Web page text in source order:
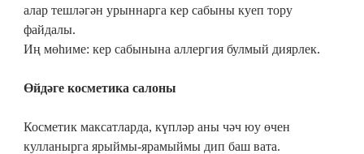
алар тешләгән урыннарга кер сабыны куеп тору
файдалы.
Иң мөһиме: кер сабынына аллергия булмый диярлек.
Өйдәге косметика салоны
Косметик максатларда, күпләр аны чәч юу өчен
кулланырга ярыймы-ярамыймы дип баш вата.